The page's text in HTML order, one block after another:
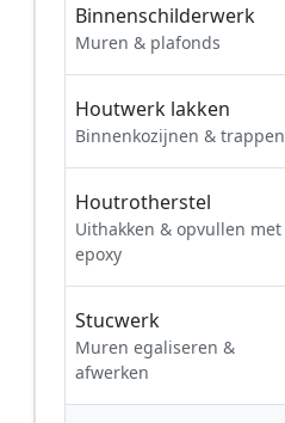
Binnenschilderwerk
Muren & plafonds
Houtwerk lakken
Binnenkozijnen & trappen
Houtrotherstel
Uithakken & opvullen met
epoxy
Stucwerk
Muren egaliseren &
afwerken